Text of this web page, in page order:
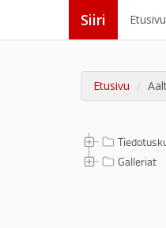
Siiri Etusivu
Etusivu
Galleriat